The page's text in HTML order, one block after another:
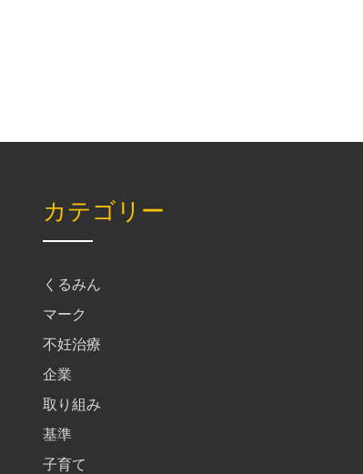
カテゴリー
くるみん
マーク
不妊治療
企業
取り組み
基準
子育て